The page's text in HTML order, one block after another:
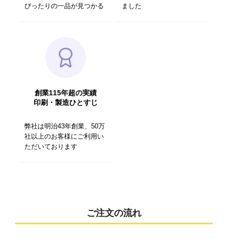
ぴったりの一品が見つかる
ました
創業115年超の実績
印刷・製造ひとすじ
弊社は明治43年創業、50万
社以上のお客様にご利用い
ただいております
ご注文の流れ